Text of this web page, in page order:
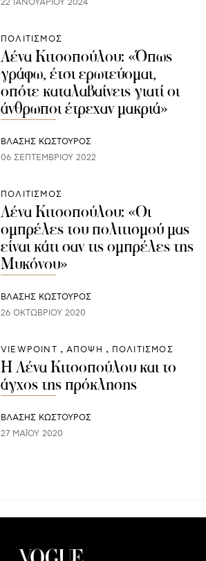
22 ΙΑΝΟΥΑΡΊΟΥ 2024
ΠΟΛΙΤΙΣΜΟΣ
Λένα Κιτσοπούλου: «Όπως
γράφω, έτσι ερωτεύομαι,
οπότε καταλαβαίνεις γιατί οι
άνθρωποι έτρεχαν μακριά»
ΒΛΑΣΗΣ ΚΩΣΤΟΥΡΟΣ
06 ΣΕΠΤΕΜΒΡΊΟΥ 2022
ΠΟΛΙΤΙΣΜΟΣ
Λένα Κιτσοπούλου: «Οι
ομπρέλες του πολιτισμού μας
είναι κάτι σαν τις ομπρέλες της
Μυκόνου»
ΒΛΑΣΗΣ ΚΩΣΤΟΥΡΟΣ
26 ΟΚΤΩΒΡΊΟΥ 2020
VIEWPOINT ΑΠΟΨΗ ΠΟΛΙΤΙΣΜΟΣ
Η Λένα Κιτσοπούλου και το
άγχος της πρόκλησης
ΒΛΑΣΗΣ ΚΩΣΤΟΥΡΟΣ
27 ΜΑΪ́ΟΥ 2020